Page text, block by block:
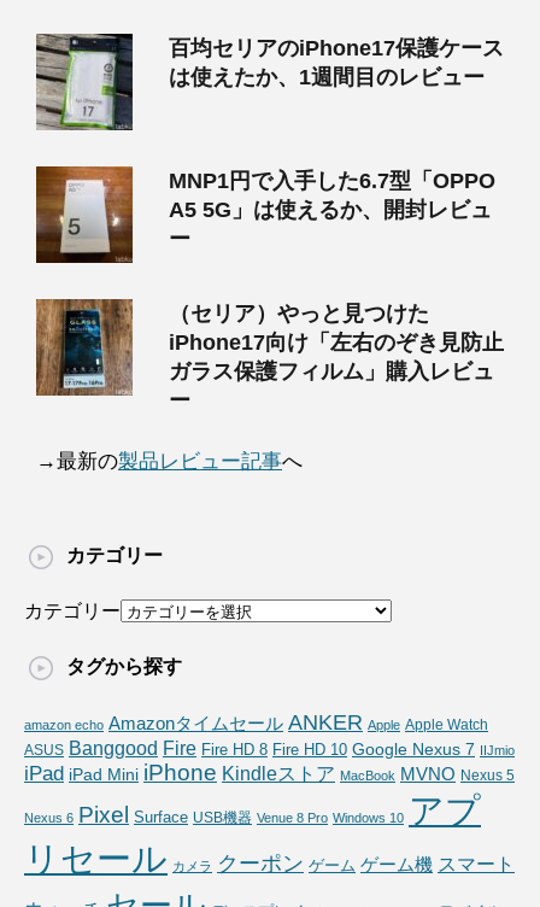
百均セリアのiPhone17保護ケース
は使えたか、1週間目のレビュー
MNP1円で入手した6.7型「OPPO
A5 5G」は使えるか、開封レビュ
ー
（セリア）やっと見つけた
iPhone17向け「左右のぞき見防止
ガラス保護フィルム」購入レビュ
ー
→最新の製品レビュー記事へ
カテゴリー
カテゴリー
タグから探す
amazon echo Amazonタイムセール ANKER Apple Apple Watch
ASUS Banggood Fire Fire HD 8 Fire HD 10 Google Nexus 7 IIJmio
iPad iPad Mini iPhone Kindleストア MacBook MVNO Nexus 5
Nexus 6 Pixel Surface USB機器 Venue 8 Pro Windows 10 アプ
リセール カメラ クーポン ゲーム ゲーム機 スマート